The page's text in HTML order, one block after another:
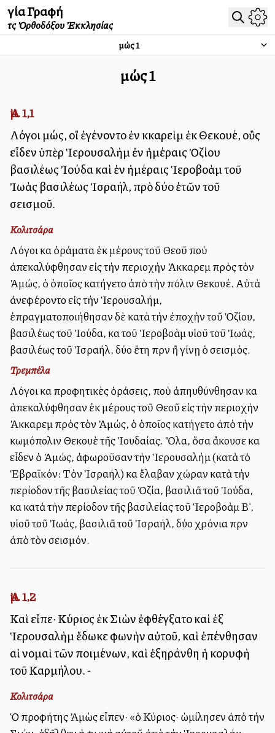
Ἁγία Γραφή
τῆς Ὀρθοδόξου Ἐκκλησίας
Ἀμώς1
Ἀμώς1
Ἀμ. 1,1
Λόγοι Ἀμώς, οἳ ἐγένοντο ἐν Ἀκκαρεὶμ ἐκ Θεκουέ, οὓς
εἶδεν ὑπὲρ Ἱερουσαλὴμ ἐν ἡμέραις Ὀζίου
βασιλέως Ἰούδα καὶ ἐν ἡμέραις Ἱεροβοὰμ τοῦ
Ἰωὰς βασιλέως Ἰσραήλ, πρὸ δύο ἐτῶν τοῦ
σεισμοῦ.
Κολιτσάρα
Λόγοι καὶ ὁράματα ἐκ μέρους τοῦ Θεοῦ ποὺ
ἀπεκαλύφθησαν εἰς τὴν περιοχὴν Ἀκκαρεὶμ πρὸς τὸν
Ἀμώς, ὁ ὁποῖος κατήγετο ἀπὸ τὴν πόλιν Θεκουέ. Αὐτὰ
ἀνεφέροντο εἰς τὴν Ἱερουσαλήμ,
ἐπραγματοποιήθησαν δὲ κατὰ τὴν ἐποχὴν τοῦ Ὀζίου,
βασιλέως τοῦ Ἰούδα, καὶ τοῦ Ἱεροβοὰμ υἱοῦ τοῦ Ἰωάς,
βασιλέως τοῦ Ἰσραήλ, δύο ἔτη πρὶν ἢ γίνῃ ὁ σεισμός.
Τρεμπέλα
Λόγοι καὶ προφητικὲς ὁράσεις, ποὺ ἀπηυθύνθησαν καὶ
ἀπεκαλύφθησαν ἐκ μέρους τοῦ Θεοῦ εἰς τὴν περιοχὴν
Ἀκκαρεὶμ πρὸς τὸν Ἀμώς, ὁ ὁποῖος κατήγετο ἀπὸ τὴν
κωμόπολιν Θεκουὲ τῆς Ἰουδαίας. Ὅλα, ὅσα ἄκουσε καὶ
εἶδεν ὁ Ἀμώς, ἀφωροῦσαν τὴν Ἱερουσαλήμ (κατὰ τὸ
Ἑβραϊκόν: Τὸν Ἰσραήλ) καὶ ἔλαβαν χώραν κατὰ τὴν
περίοδον τῆς βασιλείας τοῦ Ὀζία, βασιλιᾶ τοῦ Ἰούδα,
καὶ κατὰ τὴν περίοδον τῆς βασιλείας τοῦ Ἱεροβοὰμ Β',
υἱοῦ τοῦ Ἰωάς, βασιλιᾶ τοῦ Ἰσραήλ, δύο χρόνια πρὶν
ἀπὸ τὸν σεισμόν.
Ἀμ. 1,2
Καὶ εἶπε· Κύριος ἐκ Σιὼν ἐφθέγξατο καὶ ἐξ
Ἱερουσαλὴμ ἔδωκε φωνὴν αὐτοῦ, καὶ ἐπένθησαν
αἱ νομαὶ τῶν ποιμένων, καὶ ἐξηράνθη ἡ κορυφὴ
τοῦ Καρμήλου. -
Κολιτσάρα
Ὁ προφήτης Ἀμὼς εἶπεν· «ὁ Κύριος· ὡμίλησεν ἀπὸ τὴν